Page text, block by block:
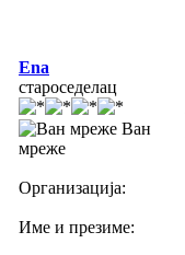
Ena
староседелац
Ван
мреже
Организација:
Име и презиме: